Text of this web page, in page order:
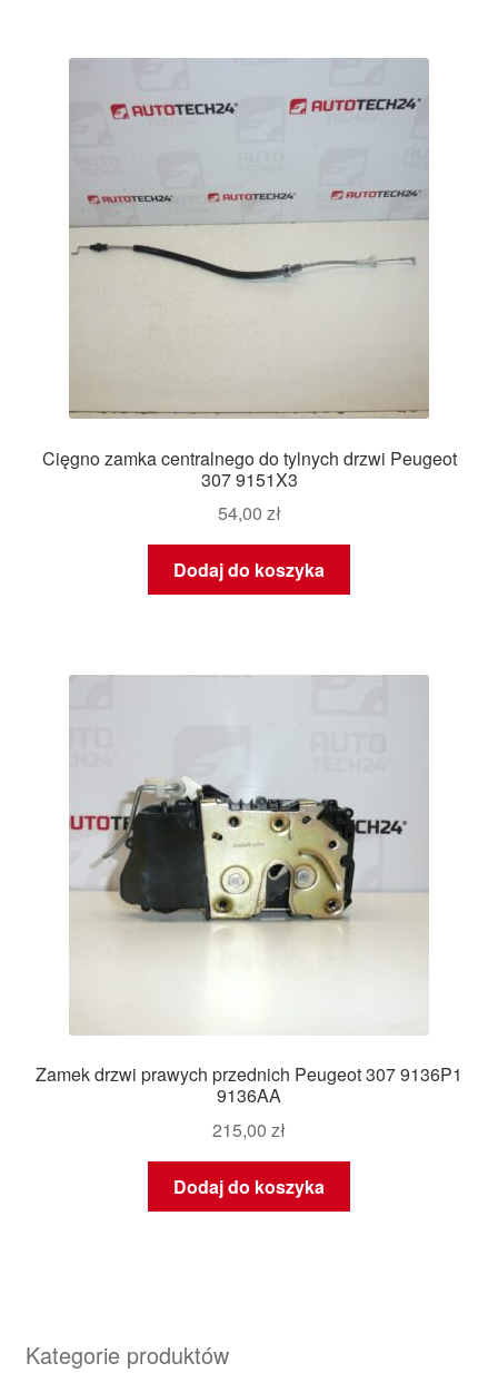
Cięgno zamka centralnego do tylnych drzwi Peugeot
307 9151X3
54,00 zł
Dodaj do koszyka
Zamek drzwi prawych przednich Peugeot 307 9136P1
9136AA
215,00 zł
Dodaj do koszyka
Kategorie produktów